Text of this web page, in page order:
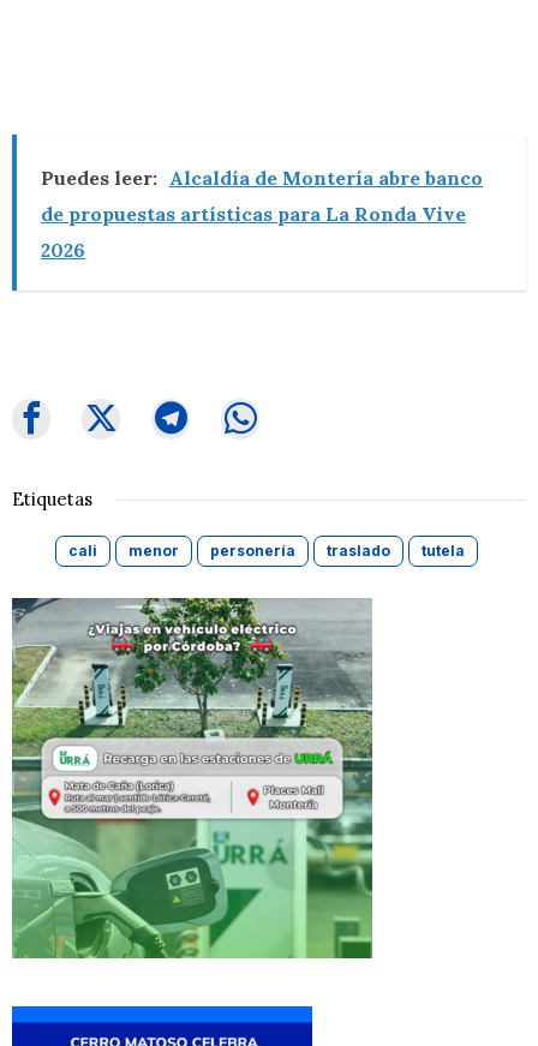
Puedes leer: Alcaldía de Montería abre banco
de propuestas artísticas para La Ronda Vive
2026
Etiquetas
cali menor personería traslado tutela